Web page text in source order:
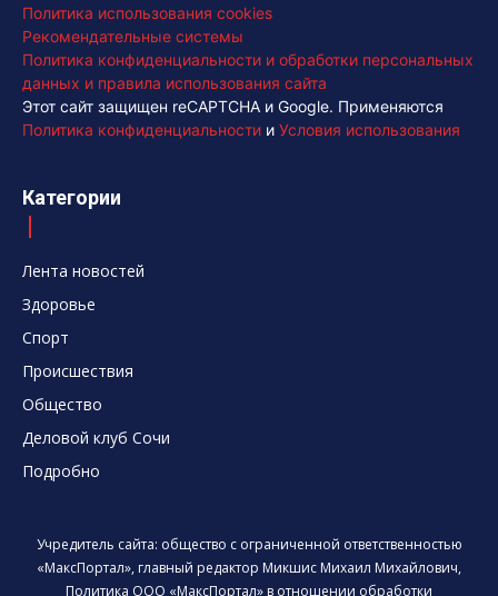
Политика использования cookies
Рекомендательные системы
Политика конфиденциальности и обработки персональных
данных и правила использования сайта
Этот сайт защищен reCAPTCHA и Google. Применяются
Политика конфиденциальности и Условия использования
Категории
Лента новостей
Здоровье
Спорт
Происшествия
Общество
Деловой клуб Сочи
Подробно
Учредитель сайта: общество с ограниченной ответственностью
«МаксПортал», главный редактор Микшис Михаил Михайлович,
Политика ООО «МаксПортал» в отношении обработки